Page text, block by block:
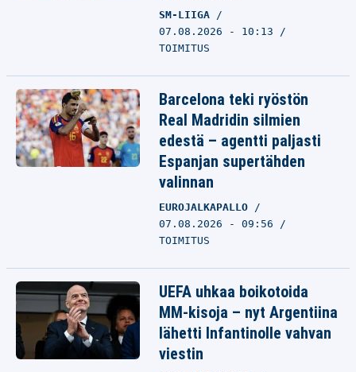
SM-LIIGA
07.08.2026 - 10:13
TOIMITUS
Barcelona teki ryöstön
Real Madridin silmien
edestä – agentti paljasti
Espanjan supertähden
valinnan
EUROJALKAPALLO
07.08.2026 - 09:56
TOIMITUS
UEFA uhkaa boikotoida
MM-kisoja – nyt Argentiina
lähetti Infantinolle vahvan
viestin